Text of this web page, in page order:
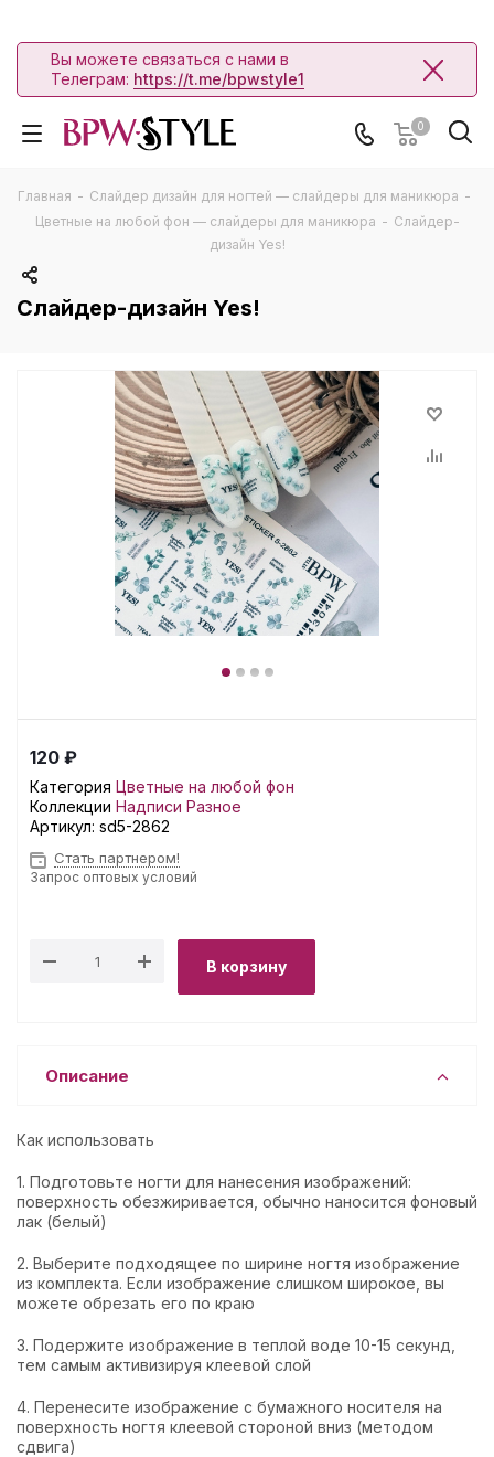
Вы можете связаться с нами в
Телеграм: https://t.me/bpwstyle1
0
Главная - Слайдер дизайн для ногтей — слайдеры для маникюра -
Цветные на любой фон — слайдеры для маникюра - Слайдер-
дизайн Yes!
Слайдер-дизайн Yes!
120 ₽
Категория Цветные на любой фон
Коллекции Надписи Разное
Артикул: sd5-2862
Стать партнером!
Запрос оптовых условий
В корзину
Описание
Как использовать
1. Подготовьте ногти для нанесения изображений:
поверхность обезжиривается, обычно наносится фоновый
лак (белый)
2. Выберите подходящее по ширине ногтя изображение
из комплекта. Если изображение слишком широкое, вы
можете обрезать его по краю
3. Подержите изображение в теплой воде 10-15 секунд,
тем самым активизируя клеевой слой
4. Перенесите изображение с бумажного носителя на
поверхность ногтя клеевой стороной вниз (методом
сдвига)